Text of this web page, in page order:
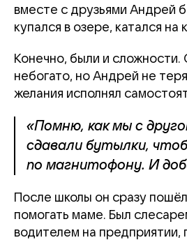
вместе с друзьями Андрей
купался в озере, катался на
Конечно, были и сложности.
небогато, но Андрей не
желания исполнял
«Помню, как мы с
сдавали бутылки,
по магнитофону. И
После школы он сразу
помогать маме. Был
водителем на предприятии,